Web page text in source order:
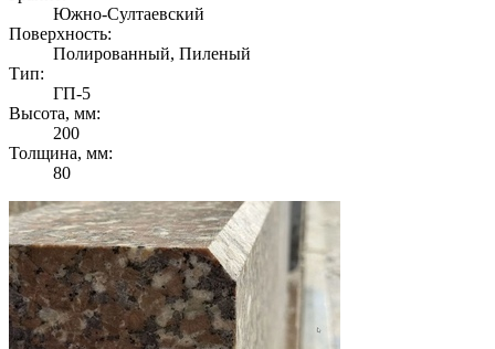
Южно-Султаевский
Поверхность:
Полированный, Пиленый
Тип:
ГП-5
Высота, мм:
200
Толщина, мм:
80